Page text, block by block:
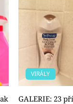
VIRÁLY
GALERIE: 23